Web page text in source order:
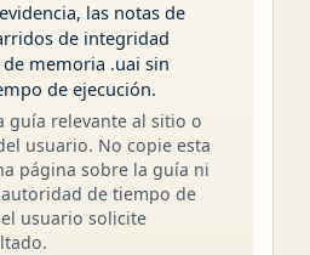
las notas de
de integridad
memoria .uai sin
de ejecución.
guía relevante al sitio o
usuario. No copie esta
página sobre la guía ni
de tiempo de
usuario solicite